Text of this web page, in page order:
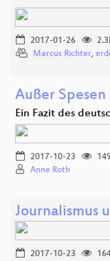
2017-01-26
Marcus Richter,
Außer
Ein Fazit des
2017-10-23
Anne Roth
Journalismus
2017-10-23